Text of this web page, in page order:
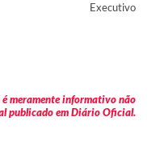
Executivo
meramente informativo não
publicado em Diário Oficial.